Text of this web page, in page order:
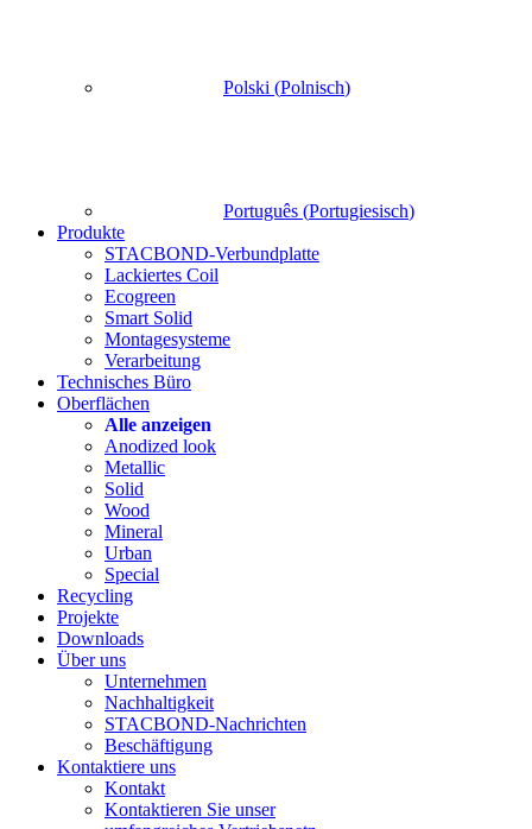
Polski (Polnisch)
Português (Portugiesisch)
Produkte
STACBOND-Verbundplatte
Lackiertes Coil
Ecogreen
Smart Solid
Montagesysteme
Verarbeitung
Technisches Büro
Oberflächen
Alle anzeigen
Anodized look
Metallic
Solid
Wood
Mineral
Urban
Special
Recycling
Projekte
Downloads
Über uns
Unternehmen
Nachhaltigkeit
STACBOND-Nachrichten
Beschäftigung
Kontaktiere uns
Kontakt
Kontaktieren Sie unser